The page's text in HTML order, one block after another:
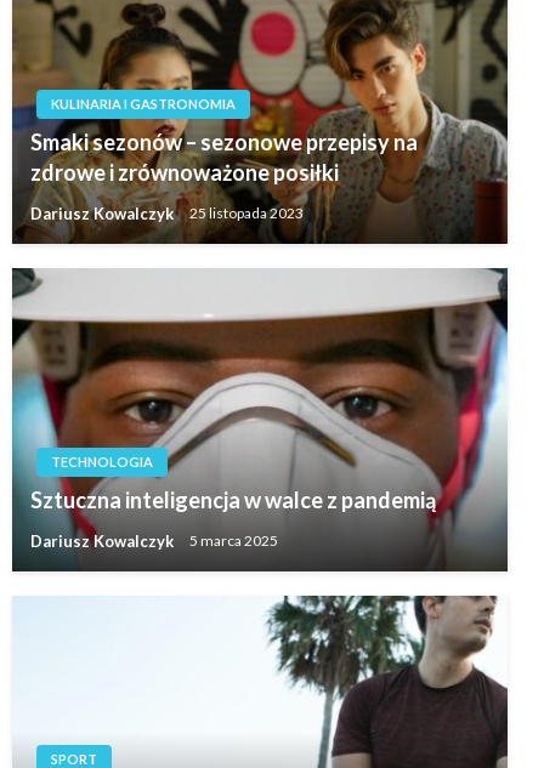
KULINARIA I GASTRONOMIA
Smaki sezonów – sezonowe przepisy na
zdrowe i zrównoważone posiłki
Dariusz Kowalczyk 25 listopada 2023
TECHNOLOGIA
Sztuczna inteligencja w walce z pandemią
Dariusz Kowalczyk 5 marca 2025
SPORT